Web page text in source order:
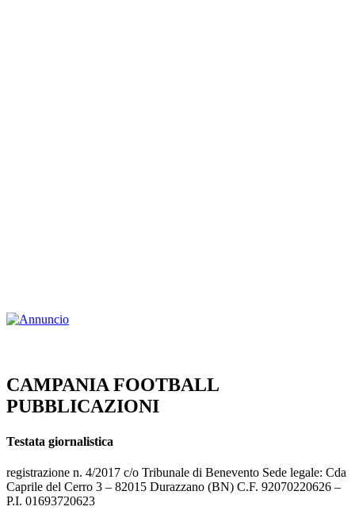
CAMPANIA FOOTBALL
PUBBLICAZIONI
Testata giornalistica
registrazione n. 4/2017 c/o Tribunale di Benevento Sede legale: Cda
Caprile del Cerro 3 – 82015 Durazzano (BN) C.F. 92070220626 –
P.I. 01693720623